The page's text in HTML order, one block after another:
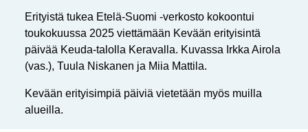
Erityistä tukea Etelä-Suomi -verkosto kokoontui
toukokuussa 2025 viettämään Kevään erityisintä
päivää Keuda-talolla Keravalla. Kuvassa Irkka Airola
(vas.), Tuula Niskanen ja Miia Mattila.
Kevään erityisimpiä päiviä vietetään myös muilla
alueilla.